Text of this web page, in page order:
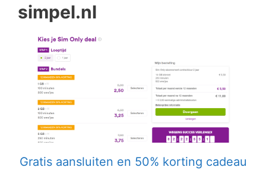
simpel.nl
Gratis aansluiten en 50% korting cadeau